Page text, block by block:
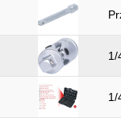
1/
1/